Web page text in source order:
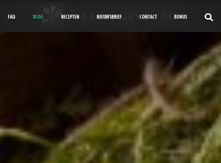
FAQ BLOG RECEPTEN NIEUWSBRIEF CONTACT BONUS